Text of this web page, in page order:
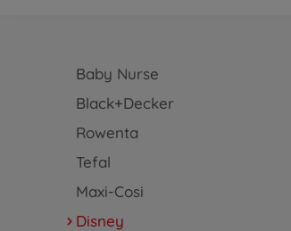
Baby Nurse
Black+Decker
Rowenta
Tefal
Maxi-Cosi
Disney